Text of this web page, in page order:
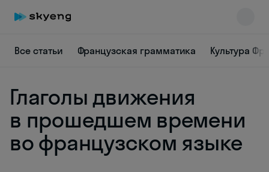
Все статьи Французская грамматика Культура
Глаголы движения
в прошедшем времени
во французском языке
Skyeng Chat